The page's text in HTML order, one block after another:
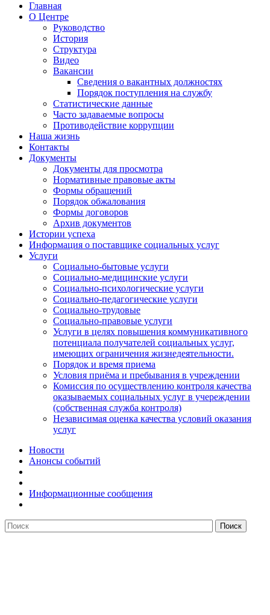
Главная
О Центре
Руководство
История
Структура
Видео
Вакансии
Сведения о вакантных должностях
Порядок поступления на службу
Статистические данные
Часто задаваемые вопросы
Противодействие коррупции
Наша жизнь
Контакты
Документы
Документы для просмотра
Нормативные правовые акты
Формы обращений
Порядок обжалования
Формы договоров
Архив документов
Истории успеха
Информация о поставщике социальных услуг
Услуги
Социально-бытовые услуги
Социально-медицинские услуги
Социально-психологические услуги
Социально-педагогические услуги
Социально-трудовые
Социально-правовые услуги
Услуги в целях повышения коммуникативного
потенциала получателей социальных услуг,
имеющих ограничения жизнедеятельности.
Порядок и время приема
Условия приёма и пребывания в учреждении
Комиссия по осуществлению контроля качества
оказываемых социальных услуг в учереждении
(собственная служба контроля)
Независимая оценка качества условий оказания
услуг
Новости
Анонсы событий
Информационные сообщения